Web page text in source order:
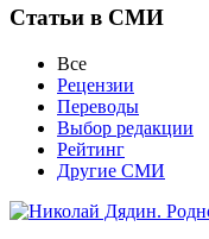
Статьи в СМИ
Все
Рецензии
Переводы
Выбор редакции
Рейтинг
Другие СМИ